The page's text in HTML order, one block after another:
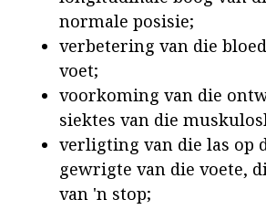
normale posisie;
verbetering van die
voet;
voorkoming van die
siektes van die
verligting van die las op
gewrigte van die voete,
van 'n stop;